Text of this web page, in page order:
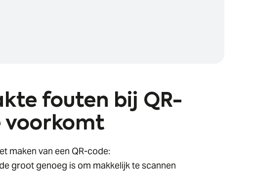
fouten bij QR-
voorkomt
maken van een QR-code:
groot genoeg is om makkelijk te scannen